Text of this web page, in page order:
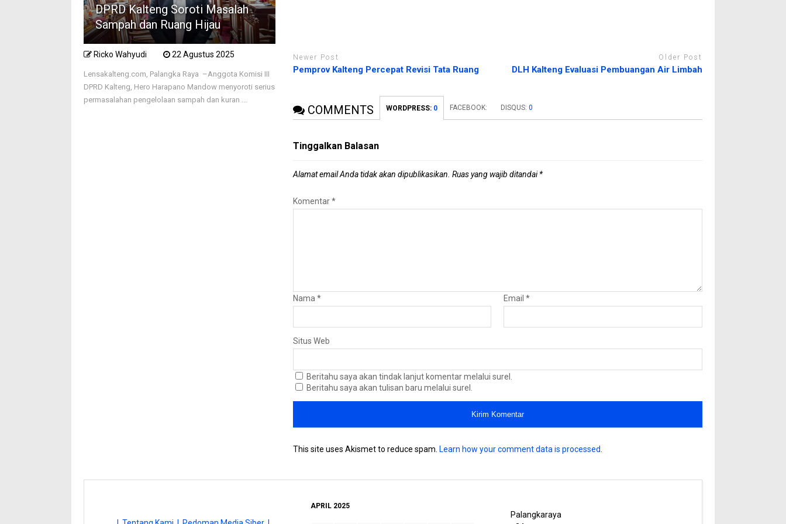
Newer Post
Pemprov Kalteng Percepat Revisi Tata Ruang
Older Post
DLH Kalteng Evaluasi Pembuangan Air Limbah
COMMENTS WORDPRESS: 0 FACEBOOK: DISQUS:0
Tinggalkan Balasan
Alamat email Anda tidak akan dipublikasikan. Ruas yang wajib ditandai*
Komentar*
Nama* Email*
Situs Web
Beritahu saya akan tindak lanjut komentar melalui surel.
Beritahu saya akan tulisan baru melalui surel.
This site uses Akismet to reduce spam. Learn how your comment data is processed
DPRD Kalteng Soroti Masalah
Sampah dan Ruang Hijau
Ricko Wahyudi 22 Agustus 2025
Lensakalteng.com, Palangka Raya –Anggota Komisi III
DPRD Kalteng, Hero Harapano Mandow menyoroti serius
permasalahan pengelolaan sampah dan kuran ...
APRIL 2025
Palangkaraya